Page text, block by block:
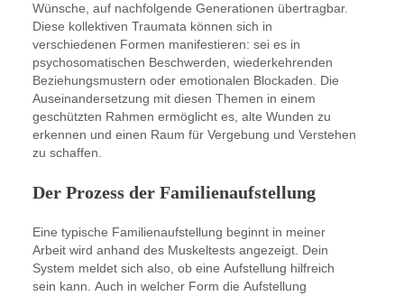
Wünsche, auf nachfolgende Generationen übertragbar.
Diese kollektiven Traumata können sich in
verschiedenen Formen manifestieren: sei es in
psychosomatischen Beschwerden, wiederkehrenden
Beziehungsmustern oder emotionalen Blockaden. Die
Auseinandersetzung mit diesen Themen in einem
geschützten Rahmen ermöglicht es, alte Wunden zu
erkennen und einen Raum für Vergebung und Verstehen
zu schaffen.
Der Prozess der Familienaufstellung
Eine typische Familienaufstellung beginnt in meiner
Arbeit wird anhand des Muskeltests angezeigt. Dein
System meldet sich also, ob eine Aufstellung hilfreich
sein kann. Auch in welcher Form die Aufstellung